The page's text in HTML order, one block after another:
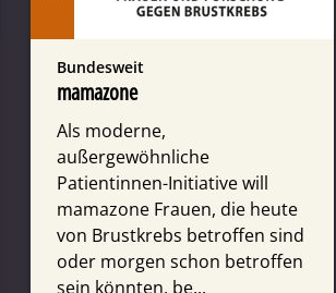
Bundesweit
mamazone
Als moderne,
außergewöhnliche
Patientinnen-Initiative will
mamazone Frauen, die heute
von Brustkrebs betroffen sind
oder morgen schon betroffen
sein könnten, be...